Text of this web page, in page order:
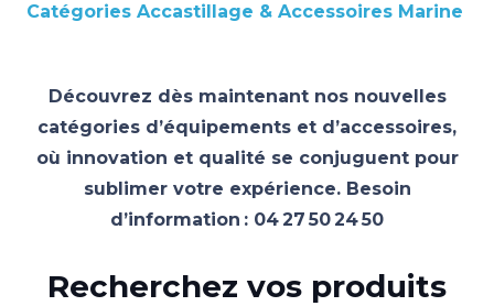
Catégories Accastillage & Accessoires Marine
Découvrez dès maintenant nos nouvelles
catégories d’équipements et d’accessoires,
où innovation et qualité se conjuguent pour
sublimer votre expérience. Besoin
d’information : 04 27 50 24 50
Recherchez vos produits